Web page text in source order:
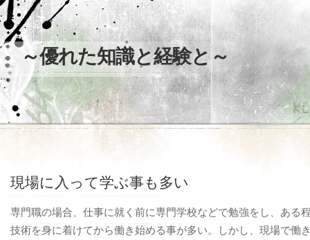
～優れた知識と経験と～
現場に入って学ぶ事も多い
専門職の場合、仕事に就く前に専門学校などで勉強をし、ある
技術を身に着けてから働き始める事が多い。しかし、現場で働